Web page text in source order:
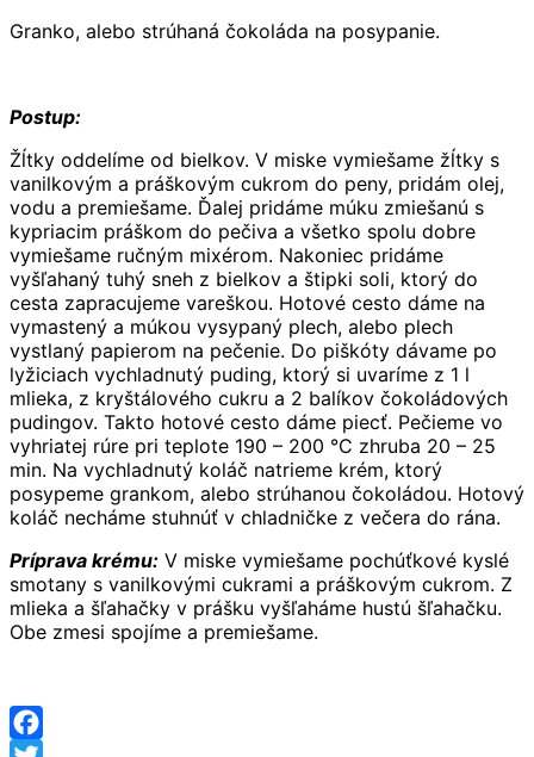
Granko, alebo strúhaná čokoláda na posypanie.
Postup:
Žĺtky oddelíme od bielkov. V miske vymiešame žĺtky s
vanilkovým a práškovým cukrom do peny, pridám olej,
vodu a premiešame. Ďalej pridáme múku zmiešanú s
kypriacim práškom do pečiva a všetko spolu dobre
vymiešame ručným mixérom. Nakoniec pridáme
vyšľahaný tuhý sneh z bielkov a štipki soli, ktorý do
cesta zapracujeme vareškou. Hotové cesto dáme na
vymastený a múkou vysypaný plech, alebo plech
vystlaný papierom na pečenie. Do piškóty dávame po
lyžiciach vychladnutý puding, ktorý si uvaríme z 1 l
mlieka, z kryštálového cukru a 2 balíkov čokoládových
pudingov. Takto hotové cesto dáme piecť. Pečieme vo
vyhriatej rúre pri teplote 190 – 200 °C zhruba 20 – 25
min. Na vychladnutý koláč natrieme krém, ktorý
posypeme grankom, alebo strúhanou čokoládou. Hotový
koláč necháme stuhnúť v chladničke z večera do rána.
Príprava krému: V miske vymiešame pochúťkové kyslé
smotany s vanilkovými cukrami a práškovým cukrom. Z
mlieka a šľahačky v prášku vyšľaháme hustú šľahačku.
Obe zmesi spojíme a premiešame.